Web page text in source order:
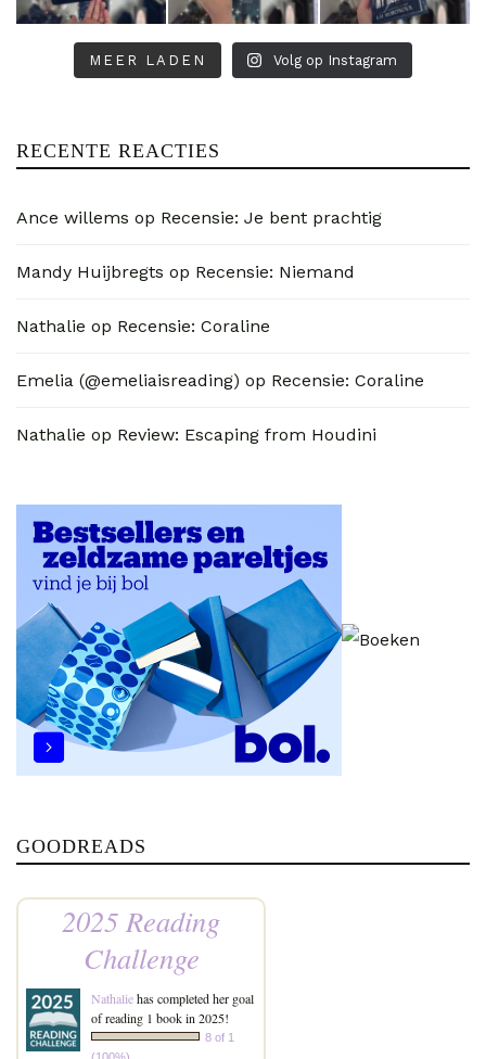
MEER LADEN Volg op Instagram
RECENTE REACTIES
Ance willems op Recensie: Je bent prachtig
Mandy Huijbregts op Recensie: Niemand
Nathalie op Recensie: Coraline
Emelia (@emeliaisreading) op Recensie: Coraline
Nathalie op Review: Escaping from Houdini
GOODREADS
2025 Reading
Challenge
Nathaliehas completed her goal
of reading 1 book in 2025!
8 of 1